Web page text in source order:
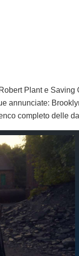
Plant e
annunciate:
completo delle